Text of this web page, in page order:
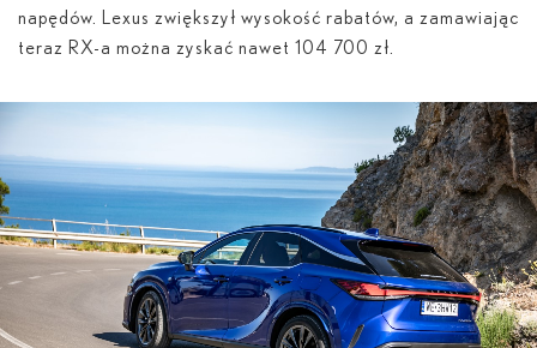
napędów. Lexus zwiększył wysokość rabatów, a zamawiając
teraz RX-a można zyskać nawet 104 700 zł.